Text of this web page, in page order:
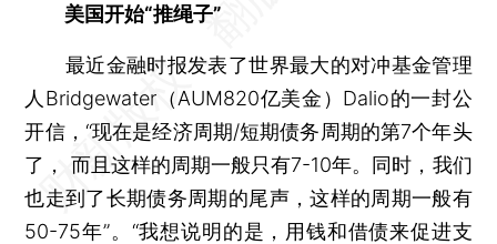
美国开始“推绳子”
最近金融时报发表了世界最大的对冲基金管理
人Bridgewater（AUM820亿美金）Dalio的一封公
开信，“现在是经济周期/短期债务周期的第7个年头
了， 而且这样的周期一般只有7-10年。同时，我们
也走到了长期债务周期的尾声，这样的周期一般有
50-75年”。“我想说明的是，用钱和借债来促进支